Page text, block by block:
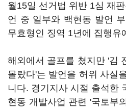
월15일 선거법 위반 1심 재
언 중 일부와 백현동 발언
무효형인 징역 1년에 집행유
해외에서 골프를 쳤지만 '김
몰랐다'는 발언을 허위 사실
니다. 경기지사 시절 출석한
현동 개발사업 관련 '국토부